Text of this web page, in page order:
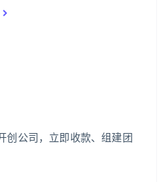
创公司，立即收款、组建团